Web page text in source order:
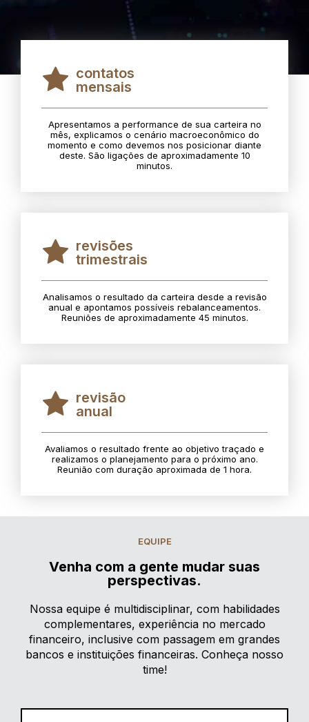
contatos
mensais
Apresentamos a performance de sua carteira no
mês, explicamos o cenário macroeconômico do
momento e como devemos nos posicionar diante
deste. São ligações de aproximadamente 10
minutos.
revisões
trimestrais
Analisamos o resultado da carteira desde a revisão
anual e apontamos possíveis rebalanceamentos.
Reuniões de aproximadamente 45 minutos.
revisão
anual
Avaliamos o resultado frente ao objetivo traçado e
realizamos o planejamento para o próximo ano.
Reunião com duração aproximada de 1 hora.
EQUIPE
Venha com a gente mudar suas
perspectivas.
Nossa equipe é multidisciplinar, com habilidades
complementares, experiência no mercado
financeiro, inclusive com passagem em grandes
bancos e instituições financeiras. Conheça nosso
time!